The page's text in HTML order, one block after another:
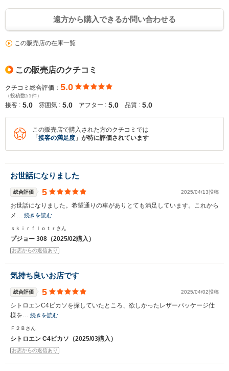
遠方から購入できるか問い合わせる
この販売店の在庫一覧
この販売店のクチコミ
クチコミ総合評価： 5.0
（投稿数51件）
接客 : 5.0 雰囲気 : 5.0 アフター : 5.0 品質 : 5.0
この販売店で購入された方のクチコミでは
「 接客の満足度 」が特に評価されています
お世話になりました
総合評価 5 2025/04/13投稿
お世話になりました。希望通りの車がありとても満足しています。これから
メ… 続きを読む
ｓｋｉｒｆｌｏｔｒさん
プジョー 308（2025/02購入）
お店からの返信あり
気持ち良いお店です
総合評価 5 2025/04/02投稿
シトロエンC4ピカソを探していたところ、欲しかったレザーパッケージ仕
様を… 続きを読む
Ｆ２Ｂさん
シトロエン C4ピカソ（2025/03購入）
お店からの返信あり